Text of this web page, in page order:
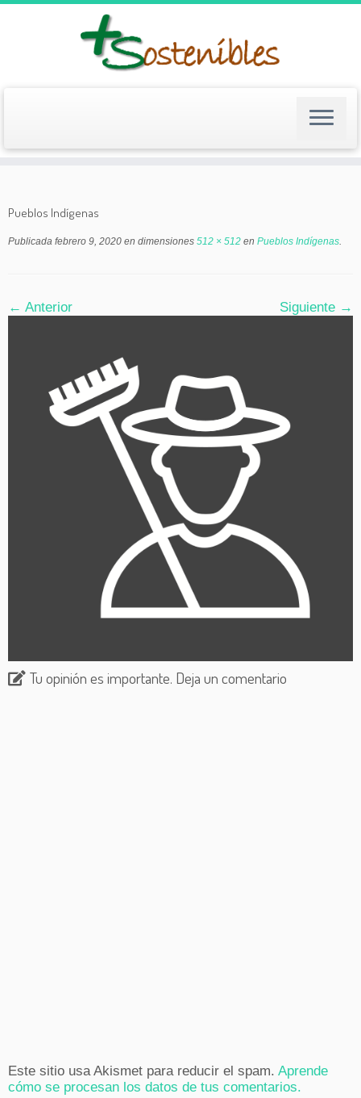
Pueblos Indígenas
Publicada febrero 9, 2020 en dimensiones 512 × 512 en Pueblos Indígenas.
← Anterior Siguiente →
Tu opinión es importante. Deja un comentario
Este sitio usa Akismet para reducir el spam. Aprende
cómo se procesan los datos de tus comentarios.